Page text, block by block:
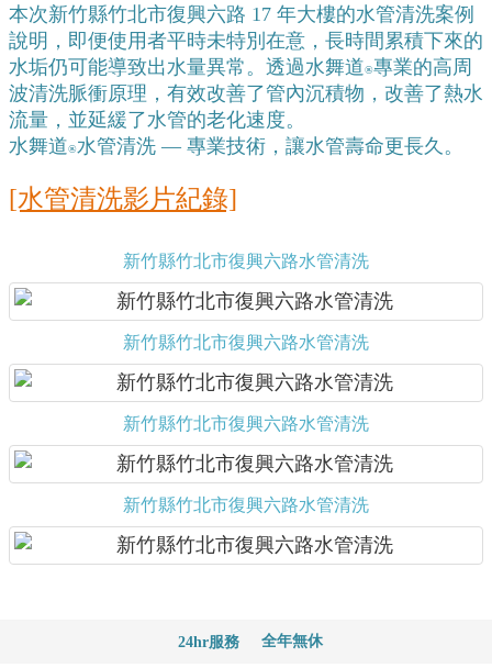
本次新竹縣竹北市復興六路 17 年大樓的水管清洗案例
說明，即便使用者平時未特別在意，長時間累積下來的
水垢仍可能導致出水量異常。透過水舞道®️專業的高周
波清洗脈衝原理，有效改善了管內沉積物，改善了熱水
流量，並延緩了水管的老化速度。
水舞道®️水管清洗 — 專業技術，讓水管壽命更長久。
[水管清洗影片紀錄]
新竹縣竹北市復興六路水管清洗
新竹縣竹北市復興六路水管清洗
新竹縣竹北市復興六路水管清洗
新竹縣竹北市復興六路水管清洗
24hr服務 全年無休